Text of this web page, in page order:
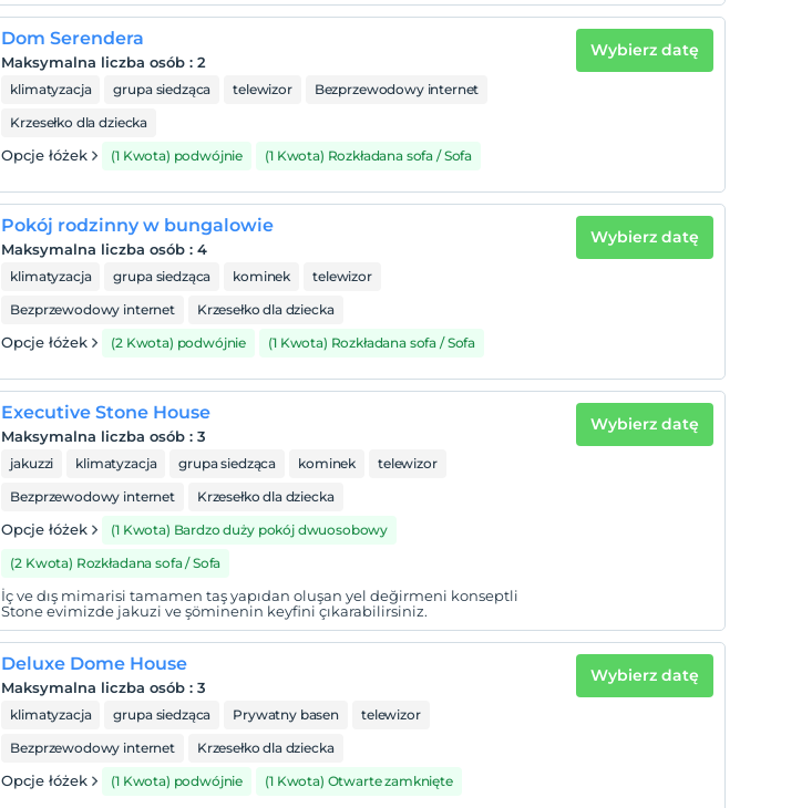
Dom Serendera
Maksymalna liczba osób :2
klimatyzacja grupa siedząca telewizor
Bezprzewodowy internet
Krzesełko dla dziecka
Opcje łóżek (1 Kwota) podwójnie (1 Kwota) Rozkładana sofa / Sofa
Wybierz datę
Pokój rodzinny w bungalowie
Maksymalna liczba osób :4
klimatyzacja grupa siedząca kominek
telewizor
Bezprzewodowy internet
Krzesełko dla dziecka
Opcje łóżek (2 Kwota) podwójnie (1 Kwota) Rozkładana sofa / Sofa
Wybierz datę
Executive Stone House
Maksymalna liczba osób :3
jakuzzi klimatyzacja grupa siedząca kominek
telewizor
Bezprzewodowy internet
Krzesełko dla dziecka
Opcje łóżek
(1 Kwota) Bardzo duży pokój dwuosobowy
(2 Kwota) Rozkładana sofa / Sofa
İç ve dış mimarisi tamamen taş yapıdan oluşan yel değirmeni konseptli
Stone evimizde jakuzi ve şöminenin keyfini çıkarabilirsiniz.
Wybierz datę
Deluxe Dome House
Maksymalna liczba osób :3
klimatyzacja grupa siedząca Prywatny basen
telewizor
Bezprzewodowy internet
Krzesełko dla dziecka
Opcje łóżek (1 Kwota) podwójnie (1 Kwota) Otwarte zamknięte
Wybierz datę